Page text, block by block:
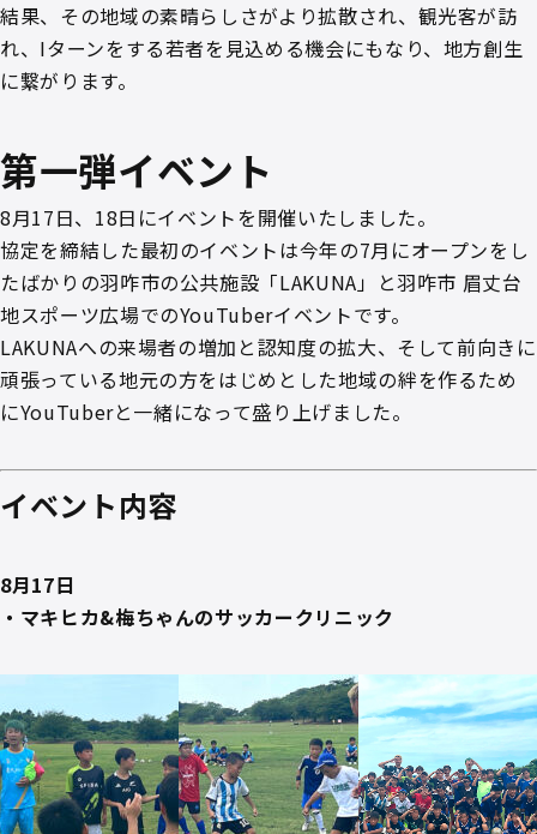
結果、その地域の素晴らしさがより拡散され、観光客が訪
れ、Iターンをする若者を見込める機会にもなり、地方創生
に繋がります。
第一弾イベント
8月17日、18日にイベントを開催いたしました。
協定を締結した最初のイベントは今年の7月にオープンをし
たばかりの羽咋市の公共施設「LAKUNA」と羽咋市 眉丈台
地スポーツ広場でのYouTuberイベントです。
LAKUNAへの来場者の増加と認知度の拡大、そして前向きに
頑張っている地元の方をはじめとした地域の絆を作るため
にYouTuberと一緒になって盛り上げました。
イベント内容
8月17日
・マキヒカ&梅ちゃんのサッカークリニック